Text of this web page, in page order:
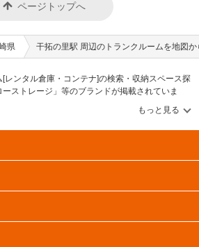
ページトップへ
県 干拓の里駅 周辺のトランクルームを地図か
レンタル倉庫・コンテナ]の検索・収納スペース探
ストレージ」等のブランドが掲載されていま
、広さ・料金[賃料]・セキュリティ・空調完備・24
条件で絞込み！豊富な物件数から様々な方法でご
せるトランクルーム情報サイトです。干拓の里
見つけたら、メールか電話でお問合せが可能です